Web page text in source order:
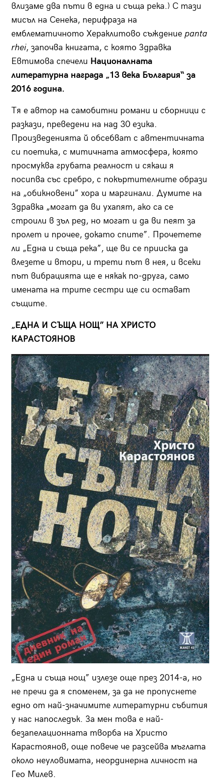
влизаме два пъти в една и съща река.) С тази
мисъл на Сенека, перифраза на
емблематичното Хераклитово съждение panta
rhei, започва книгата, с която Здравка
Евтимова спечели Националнатa
литературна награда „13 века България“ за
2016 година.
Тя е автор на самобитни романи и сборници с
разкази, преведени на над 30 езика.
Произведенията й обсебват с автентичната
си поетика, с митичната атмосфера, която
просмуква грубата реалност и сякаш я
посипва със сребро, с покъртителните образи
на „обикновени” хора и маргинали. Думите на
Здравка „могат да ви ухапят, ако са се
строили в зъл ред, но могат и да ви пеят за
пролет и прочее, докато спите”. Прочетете
ли „Една и съща река”, ще ви се прииска да
влезете и втори, и трети път в нея, и всеки
път вибрацията ще е някак по-друга, само
имената на трите сестри ще си остават
същите.
„ЕДНА И СЪЩА НОЩ” НА ХРИСТО
КАРАСТОЯНОВ
„Една и съща нощ” излезе още през 2014-а, но
не пречи да я споменем, за да не пропуснете
едно от най-значимите литературни събития
у нас напоследък. За мен това е най-
безапелационната творба на Христо
Карастоянов, още повече че разсейва мъглата
около неуловимата, неординерна личност на
Гео Милев.